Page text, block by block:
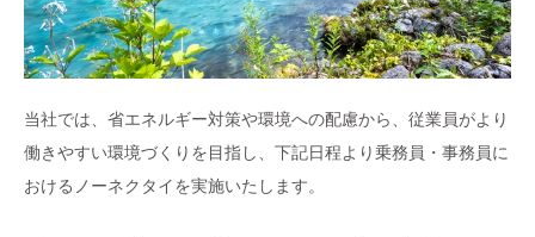
当社では、省エネルギー対策や環境への配慮から、従業員がより
働きやすい環境づくりを目指し、下記日程より乗務員・事務員に
おけるノーネクタイを実施いたします。